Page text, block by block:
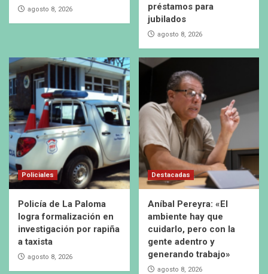
agosto 8, 2026
préstamos para
jubilados
agosto 8, 2026
Policiales
Policía de La Paloma
logra formalización en
investigación por rapiña
a taxista
agosto 8, 2026
Destacadas
Aníbal Pereyra: «El
ambiente hay que
cuidarlo, pero con la
gente adentro y
generando trabajo»
agosto 8, 2026